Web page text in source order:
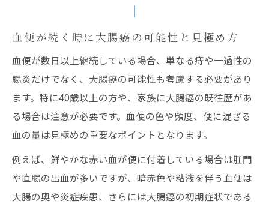
大腸癌発見に役立つ大腸カメラ検査の実際
血便の原因特定に大腸カメラが有効な理由
血便と大腸癌早期発見のための検査ポイン
ト
大腸カメラ精密検査は血便にどう役立つか
原因不明の血便が世田谷で注目される理由
血便が続く際に世田谷区の消化器内科が選
ばれる理由
大腸カメラ精密検査が世田谷で注目される
血便が続く時に大腸癌の可能性と見極め方
血便が数日以上継続している場合、単なる痔や一過性の
腸炎だけでなく、大腸癌の可能性も考慮する必要があり
ます。特に40歳以上の方や、家族に大腸癌の既往歴があ
る場合は注意が必要です。血便の色や頻度、便に混ざる
血の量は見極めの重要なポイントとなります。
例えば、鮮やかな赤い血が便に付着している場合は肛門
や直腸の出血が多いですが、暗赤色や粘液を伴う血便は
大腸の奥や炎症疾患、さらには大腸癌の初期症状である